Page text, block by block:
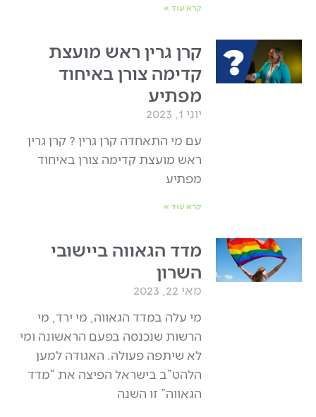
קרא עוד »
קרן גרין ראש מועצת
קדימה צורן באיחוד
מפתיע
יוני 1, 2023
עם מי התאחדה קרן גרין ? קרן גרין
ראש מועצת קדימה צורן באיחוד
מפתיע
קרא עוד »
מדד הגאווה ביישובי
השרון
מאי 22, 2023
מי עלה במדד הגאווה, מי ירד, מי
הרשות שנכנסה בפעם הראשונה ומי
לא שיתפה פעולה. האגודה למען
הלהט”ב בישראל הפיצה את “מדד
הגאווה” זו השנה